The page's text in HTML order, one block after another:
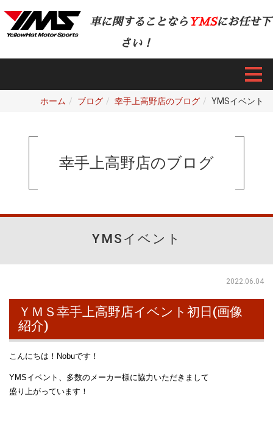
車に関することなら YMSにお任せ下
さい！
ホーム ブログ 幸手上高野店のブログ YMSイベント
幸手上高野店のブログ
YMSイベント
2022.06.04
ＹＭＳ幸手上高野店イベント初日(画像
紹介)
こんにちは！Nobuです！
YMSイベント、多数のメーカー様に協力いただきまして
盛り上がっています！